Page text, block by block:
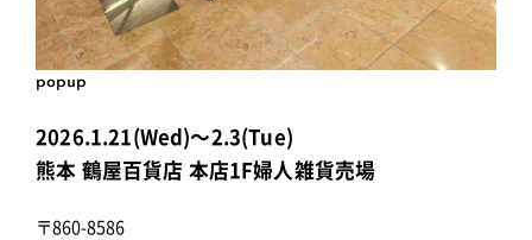
popup
2026.1.21(Wed)～2.3(Tue)
熊本 鶴屋百貨店 本店1F婦人雑貨売場
〒860-8586